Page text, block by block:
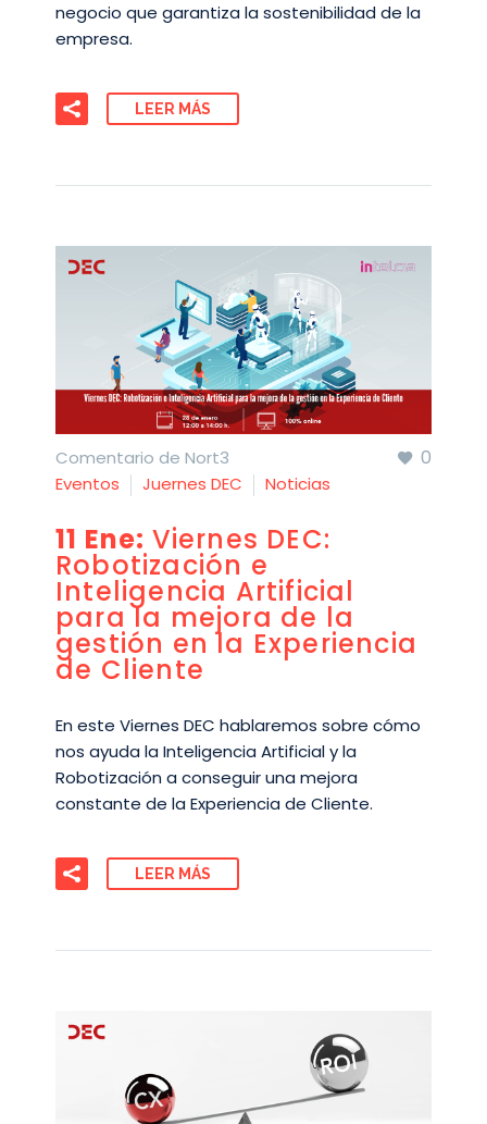
negocio que garantiza la sostenibilidad de la
empresa.
LEER MÁS
0
Comentario de Nort3
Eventos
Juernes DEC Noticias
11 Ene: Viernes DEC:
Robotización e
Inteligencia Artificial
para la mejora de la
gestión en la Experiencia
de Cliente
En este Viernes DEC hablaremos sobre cómo
nos ayuda la Inteligencia Artificial y la
Robotización a conseguir una mejora
constante de la Experiencia de Cliente.
LEER MÁS